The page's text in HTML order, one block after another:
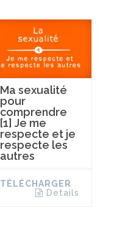
Ma sexualité
pour
comprendre
[1] Je me
respecte et je
respecte les
autres
TÉLÉCHARGER
Details